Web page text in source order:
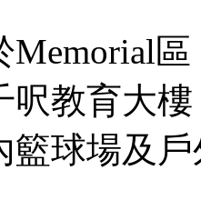
Memorial
呎教育大
籃球場及